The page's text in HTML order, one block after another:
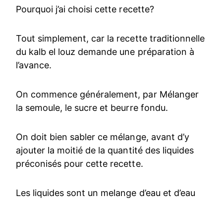
Pourquoi j’ai choisi cette recette?
Tout simplement, car la recette traditionnelle
du kalb el louz demande une préparation à
l’avance.
On commence généralement, par Mélanger
la semoule, le sucre et beurre fondu.
On doit bien sabler ce mélange, avant d’y
ajouter la moitié de la quantité des liquides
préconisés pour cette recette.
Les liquides sont un melange d’eau et d’eau